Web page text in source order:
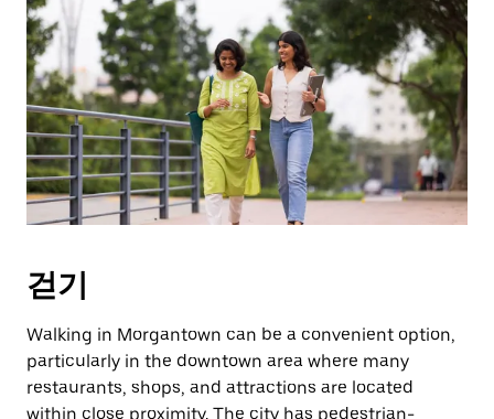
걷기
Walking in Morgantown can be a convenient option,
particularly in the downtown area where many
restaurants, shops, and attractions are located
within close proximity. The city has pedestrian-